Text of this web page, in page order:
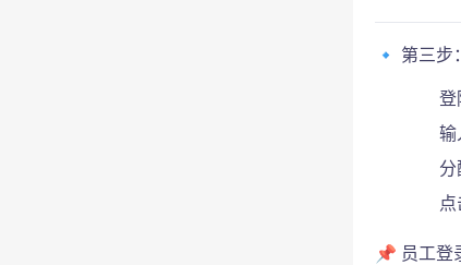
🔹 第三步
登
输
分
点
📌 员工登